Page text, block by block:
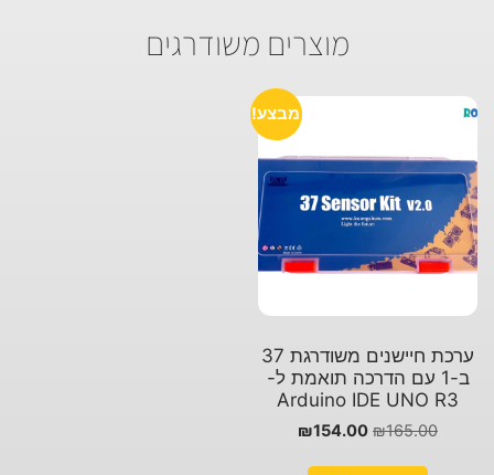
מוצרים משודרגים
מבצע!
ערכת חיישנים משודרגת 37
ב-1 עם הדרכה תואמת ל-
Arduino IDE UNO R3
₪165.00
₪154.00